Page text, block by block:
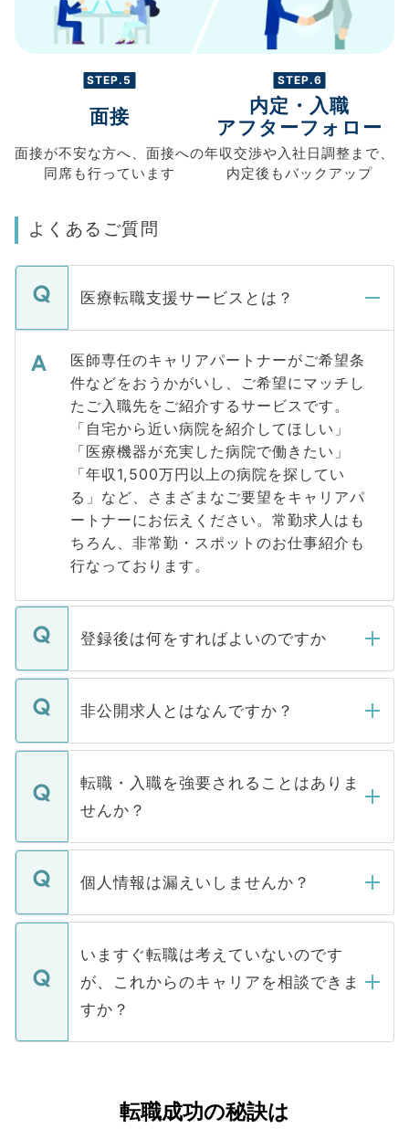
STEP.5
面接
面接が不安な方へ、 面接への
同席も行っています
STEP.6
内定・入職
アフターフォロー
年収交渉や入社日調整まで、
内定後もバックアップ
よくあるご質問
医療転職支援サービスとは？
医師専任のキャリアパートナーがご希望条
件などをおうかがいし、ご希望にマッチし
たご入職先をご紹介するサービスです。
「自宅から近い病院を紹介してほしい」
「医療機器が充実した病院で働きたい」
「年収1,500万円以上の病院を探してい
る」など、さまざまなご要望をキャリアパ
ートナーにお伝えください。常勤求人はも
ちろん、非常勤・スポットのお仕事紹介も
行なっております。
登録後は何をすればよいのですか
ご登録いただきましたら、弊社担当者がご
登録内容を確認し、その後メールもしくは
ます。通常、5営業日以内にはご連絡をせて
いただきますので、しばらくお待ちくださ
非公開求人とはなんですか？
マイナビDOCTORで取り扱っている求人の
うち約3割は、Webサイトからご覧いただ
けない「非公開求人」です。非公開求人は
下記の理由によって、一般には公開してい
ません。
■応募殺到を避けるため 人気のある医療機
関を公にしてしまうと、応募が殺到する場
に、医療機関が求める条件に合った人材の
みを人材紹介会社に依頼するケースが増え
ています。
転職・入職を強要されることはありま
せんか？
転職・入職を強要することは一切ありませ
ん。また、仮に応募先から内定をいただい
定を承諾する必要はありません。内定先へ
の辞退の連絡はキャリアパートナーが行い
個人情報は漏えいしませんか？
個人情報が漏えいすることはありませんの
で、ご安心ください。当サイトからの登録
などで収集したご登録者様の個人情報は、
ご本人のキャリアアップおよび転職活動の
支援を目的に使用いたします。お預かりし
ているすべての個人データはご本人の許可
は、個人情報の取り扱いについての厳密な
いますぐ転職は考えていないのです
が、これからのキャリアを相談できま
すか？
かがいして、現在の医療機関の状況や紹介
経験をまじえながら、適切なアドバイスを
転職成功の秘訣は